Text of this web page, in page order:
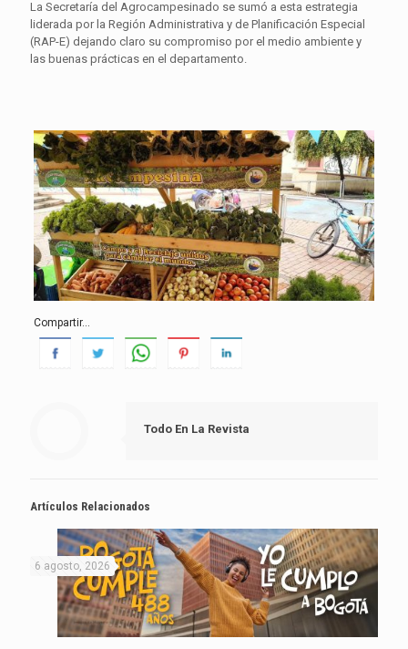
La Secretaría del Agrocampesinado se sumó a esta estrategia
liderada por la Región Administrativa y de Planificación Especial
(RAP-E) dejando claro su compromiso por el medio ambiente y
las buenas prácticas en el departamento.
Compartir...
Todo En La Revista
Artículos Relacionados
6 agosto, 2026